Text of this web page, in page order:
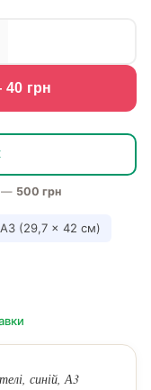
40 грн
— 500 грн
А3 (29,7 × 42 см)
синій, А3